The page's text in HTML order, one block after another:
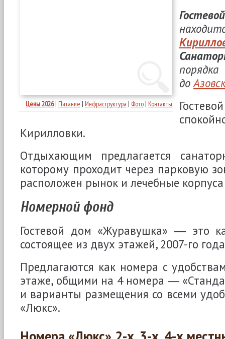
Цены 2026| Питание | Инфраструктура | Фото | Контакты
порядка
до
Кирилловки.
Отдыхающим предлагается
которому проходит через парковую
расположен рынок и лечебные
Номерной фонд
Гостевой дом «Журавушка» ― это
состоящее из двух этажей, 2007-го
Предлагаются как номера с
этаже, общими на 4 номера ―
и варианты размещения со всеми
«Люкс».